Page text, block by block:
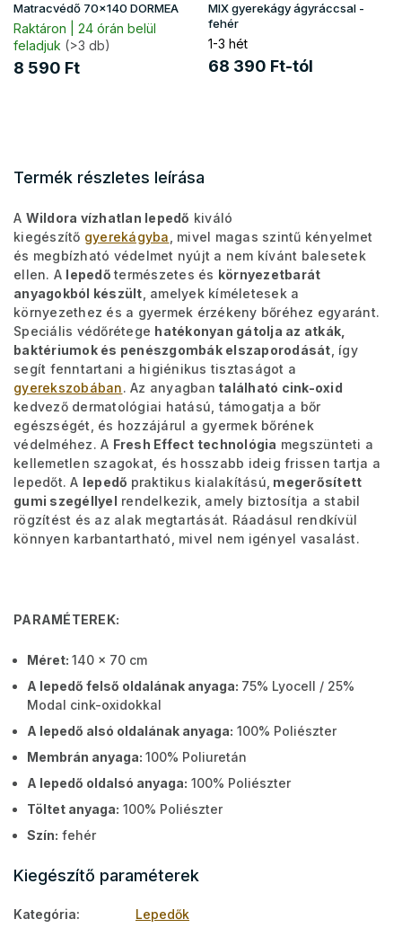
Matracvédő 70x140 DORMEA
Raktáron | 24 órán belül
feladjuk (>3 db)
8 590 Ft
MIX gyerekágy ágyráccsal -
fehér
1-3 hét
68 390 Ft-tól
Termék részletes leírása
A Wildora vízhatlan lepedő kiváló
kiegészítő gyerekágyba , mivel magas szintű kényelmet
és megbízható védelmet nyújt a nem kívánt balesetek
ellen. A lepedő természetes és környezetbarát
anyagokból készült , amelyek kíméletesek a
környezethez és a gyermek érzékeny bőréhez egyaránt.
Speciális védőrétege hatékonyan gátolja az atkák,
baktériumok és penészgombák elszaporodását , így
segít fenntartani a higiénikus tisztaságot a
gyerekszobában. Az anyagban található cink-oxid
kedvező dermatológiai hatású, támogatja a bőr
egészségét, és hozzájárul a gyermek bőrének
védelméhez. A Fresh Effect technológia megszünteti a
kellemetlen szagokat, és hosszabb ideig frissen tartja a
lepedőt. A lepedő praktikus kialakítású, megerősített
gumi szegéllyel rendelkezik, amely biztosítja a stabil
rögzítést és az alak megtartását. Ráadásul rendkívül
könnyen karbantartható, mivel nem igényel vasalást.
PARAMÉTEREK:
Méret: 140 x 70 cm
A lepedő felső oldalának anyaga: 75% Lyocell / 25%
Modal cink-oxidokkal
A lepedő alsó oldalának anyaga: 100% Poliészter
Membrán anyaga: 100% Poliuretán
A lepedő oldalsó anyaga: 100% Poliészter
Töltet anyaga: 100% Poliészter
Szín: fehér
Kiegészítő paraméterek
Kategória:
Lepedők